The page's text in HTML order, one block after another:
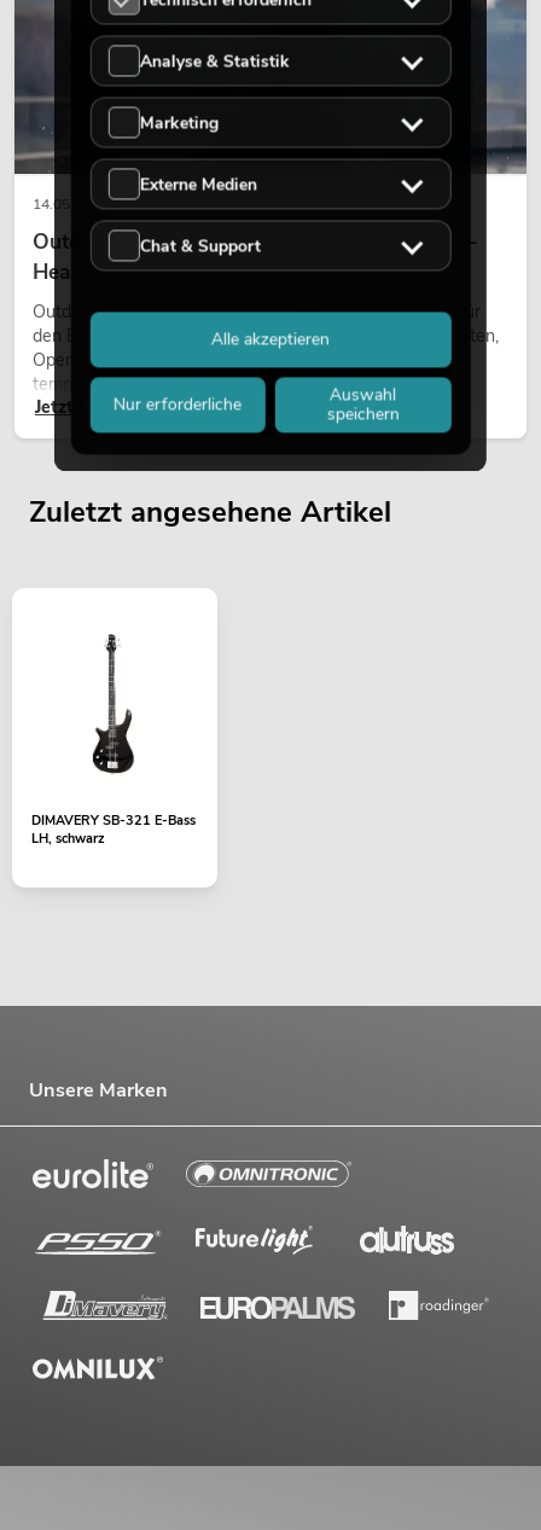
14.05.2026
Outdoor Moving-Heads: Wetterfeste Moving-
Heads bei Events
Outdoor Moving-Heads sind bewegliche Scheinwerfer für
den Einsatz im Freien. Sie werden bei Festivals, Stadtfesten,
Open-Air-Konzerten, Architekturinszenierungen und
temporären Außeninstallationen eingesetzt.
Jetzt lesen
Zuletzt angesehene Artikel
DIMAVERY SB-321 E-Bass
LH, schwarz
Unsere Marken
Analyse & Statistik
Marketing
Externe Medien
Chat & Support
Nur erforderliche
Auswahl
speichern
Alle akzeptieren